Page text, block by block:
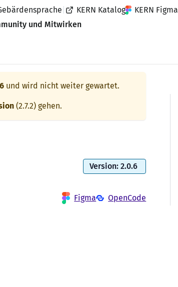
KERN Katalog KERN Figma
und Mitwirken
und wird nicht weiter gewartet.
(2.7.2) gehen.
Version: 2.0.6
Figma OpenCode